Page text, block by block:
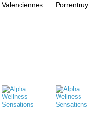
Valenciennes
Porrentruy